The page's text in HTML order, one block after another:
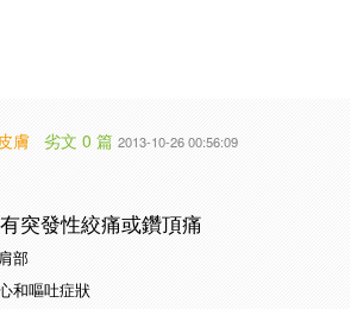
膚 劣文 0 篇 2013-10-26 00:56:09
突發性絞痛或鑽頂痛
部
和嘔吐症狀